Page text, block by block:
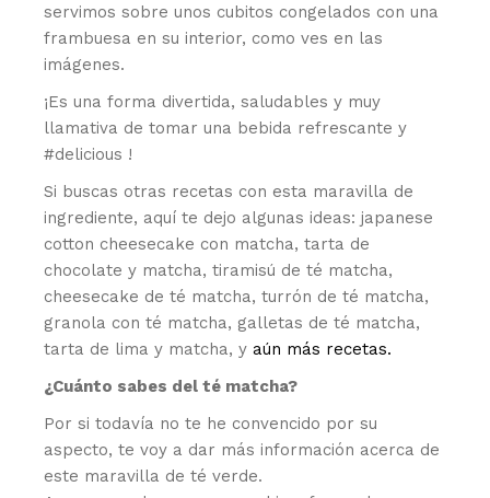
servimos sobre unos cubitos congelados con una
frambuesa en su interior, como ves en las
imágenes.
¡Es una forma divertida, saludables y muy
llamativa de tomar una bebida refrescante y
#delicious !
Si buscas otras recetas con esta maravilla de
ingrediente, aquí te dejo algunas ideas: japanese
cotton cheesecake con matcha, tarta de
chocolate y matcha, tiramisú de té matcha,
cheesecake de té matcha, turrón de té matcha,
granola con té matcha, galletas de té matcha,
tarta de lima y matcha, yaún más recetas.
¿Cuánto sabes del té matcha?
Por si todavía no te he convencido por su
aspecto, te voy a dar más información acerca de
este maravilla de té verde.